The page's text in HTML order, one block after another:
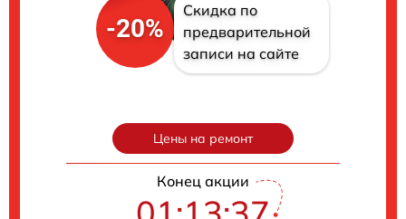
-20%
Скидка по
предварительной
записи на сайте
Цены на ремонт
Конец акции